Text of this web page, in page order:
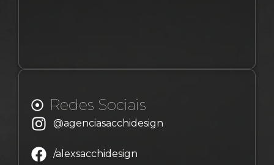
Redes Sociais
@agenciasacchidesign
/alexsacchidesign